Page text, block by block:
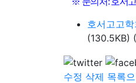
호서고고
(130.5KB)
수정 삭제 목록